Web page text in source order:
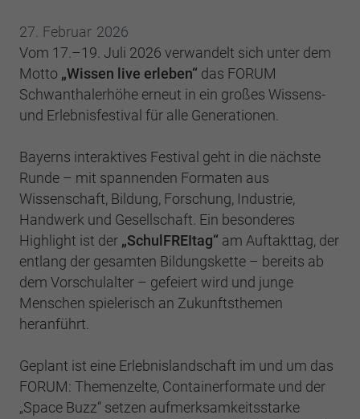
27. Februar 2026
Vom 17.–19. Juli 2026 verwandelt sich unter dem
Motto „Wissen live erleben“das FORUM
Schwanthalerhöhe erneut in ein großes Wissens-
und Erlebnisfestival für alle Generationen.
Bayerns interaktives Festival geht in die nächste
Runde – mit spannenden Formaten aus
Wissenschaft, Bildung, Forschung, Industrie,
Handwerk und Gesellschaft. Ein besonderes
Highlight ist der „SchulFREItag“ am Auftakttag, der
entlang der gesamten Bildungskette – bereits ab
dem Vorschulalter – gefeiert wird und junge
Menschen spielerisch an Zukunftsthemen
heranführt.
Geplant ist eine Erlebnislandschaft im und um das
FORUM: Themenzelte, Containerformate und der
„Space Buzz“ setzen aufmerksamkeitsstarke
Zweck
Dieses Cookie wird verwendet, um Ihre
Cookie-Einstellungen für diese Website zu
speichern.
Anbieter BWV Verband
Laufzeit 1 Jahr
Zweck
Dieser Wert speichert Ihre Consent-
Einstellungen. Unter anderem eine zufällig
generierte ID, für die historische
Speicherung Ihrer vorgenommen
fe_typo3_user
Name _ga
Google Analytics
Laufzeit 2 Jahre
Zweck
wird, um statistische Daten dazu, wie der
Besucher die Website nutzt, zu generieren.
Name _ga_#
Anbieter Google Analytics
Laufzeit 2 Jahre
Zweck
den ersten und letzten Besuch. Von Google
Analytics verwendet.
Cookie-Informationen anzeigen